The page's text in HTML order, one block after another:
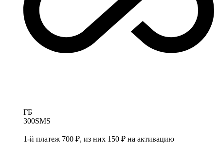
ГБ
300SMS
1-й платеж 700 ₽, из них 150 ₽ на активацию